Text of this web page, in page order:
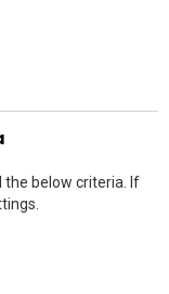
the below criteria. If